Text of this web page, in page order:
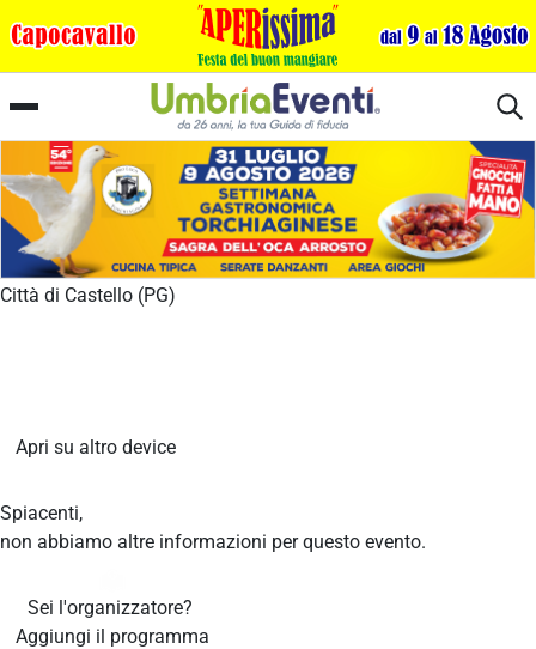
Sbirro - Bere birra non è reato
Città di Castello (PG)
Apri su altro device
Spiacenti,
non abbiamo altre informazioni per questo evento.
Sei l'organizzatore?
Aggiungi il programma